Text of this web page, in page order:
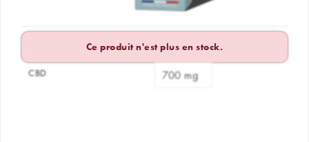
Ce produit n'est plus en stock.
CBD